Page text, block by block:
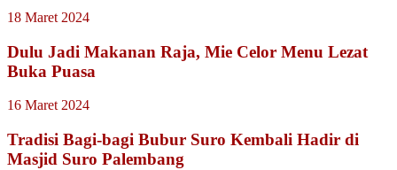
18 Maret 2024
Dulu Jadi Makanan Raja, Mie Celor Menu Lezat
Buka Puasa
16 Maret 2024
Tradisi Bagi-bagi Bubur Suro Kembali Hadir di
Masjid Suro Palembang